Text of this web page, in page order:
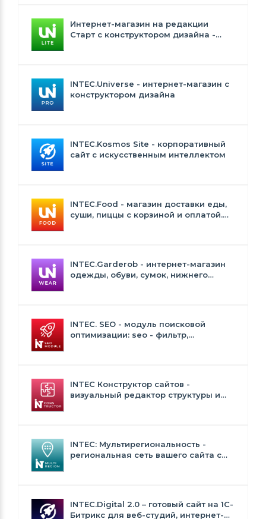
Интернет-магазин на редакции
Старт с конструктором дизайна -
INTEC.Universe - интернет-магазин с
конструктором дизайна
INTEC.Kosmos Site - корпоративный
сайт с искусственным интеллектом
INTEC.Food - магазин доставки еды,
суши, пиццы с корзиной и оплатой.
INTEC.Garderob - интернет-магазин
одежды, обуви, сумок, нижнего
INTEC. SEO - модуль поисковой
оптимизации: seo - фильтр,
INTEC Конструктор сайтов -
визуальный редактор структуры и
INTEC: Мультирегиональность -
региональная сеть вашего сайта с
INTEC.Digital 2.0 – готовый сайт на 1C-
Битрикс для веб-студий, интернет-